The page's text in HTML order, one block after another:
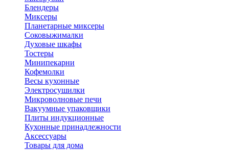
Блендеры
Миксеры
Планетарные миксеры
Соковыжималки
Духовые шкафы
Тостеры
Минипекарни
Кофемолки
Весы кухонные
Электросушилки
Микроволновые печи
Вакуумные упаковщики
Плиты индукционные
Кухонные принадлежности
Аксессуары
Товары для дома